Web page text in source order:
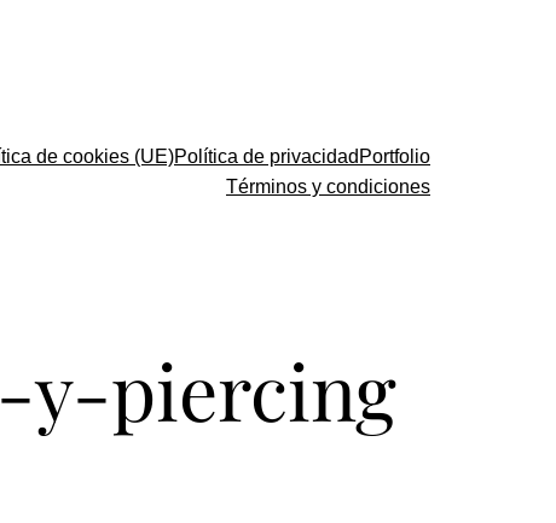
de cookies (UE)Política de privacidad Portfolio
Términos y condiciones
piercing